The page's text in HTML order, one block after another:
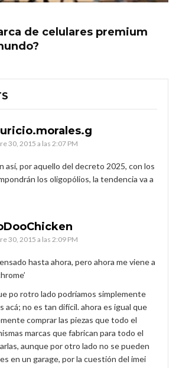
de celulares premium
30, 2015 a las 2:07 PM
así, por aquello del decreto 2025, con los
los oligopólios, la tendencia va a
30, 2015 a las 2:09 PM
hasta ahora, pero ahora me viene a
po rotro lado podríamos simplemente
acá; no es tan difícil. ahora es igual que
comprar las piezas que todo el
marcas que fabrican para todo el
aunque por otro lado no se pueden
en un garage, por la cuestión del imei